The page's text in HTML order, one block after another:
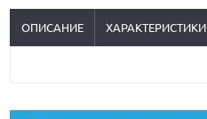
ОПИСАНИЕ ХАРАКТЕРИСТИКИ